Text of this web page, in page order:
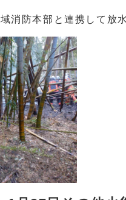
消防本部と連携して放